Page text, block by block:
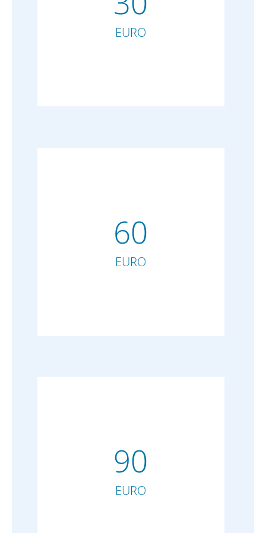
EURO
60
EURO
90
EURO